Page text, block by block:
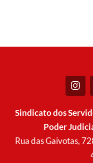
I
n
t
g
r
Sindicato dos
Poder
Rua das Gaivotas,